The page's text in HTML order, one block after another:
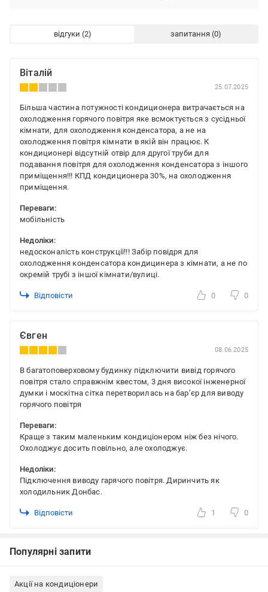
відгуки запитання
Віталій
25.07.2025
Більша частина потужності кондиционера витрачається на
охолодження горячого повітря яке всмоктується з сусідньої
кімнати, для охолодження конденсатора, а не на
охолодження повітря кімнати в якій він працює. К
кондиционері відсутній отвір для другої труби для
подавання повітря для охолодження конденсатора з іншого
приміщення!!! КПД кондиционера 30%, на охолодження
приміщення.
Переваги:
мобільність
Недоліки:
недосконалість конструкції!!! Забір повідря для
охолодження конденсатора кондицинера з кімнати, а не по
окремій трубі з іншої кімнати/вулиці.
Відповісти 0 0
Євген
08.06.2025
В багатоповерховому будинку підключити вивід горячого
повітря стало справжнім квестом, 3 дня високої інженерної
думки і москітна сітка перетворилась на барʼєр для виводу
горячого повітря
Переваги:
Краще з таким маленьким кондиціонером ніж без нічого.
Охолоджує досить повільно, але охолоджує.
Недоліки:
Підключення виводу гарячого повітря. Диринчить як
холодильник Донбас.
Відповісти 1 0
Популярні запити
Акції на кондиціонери